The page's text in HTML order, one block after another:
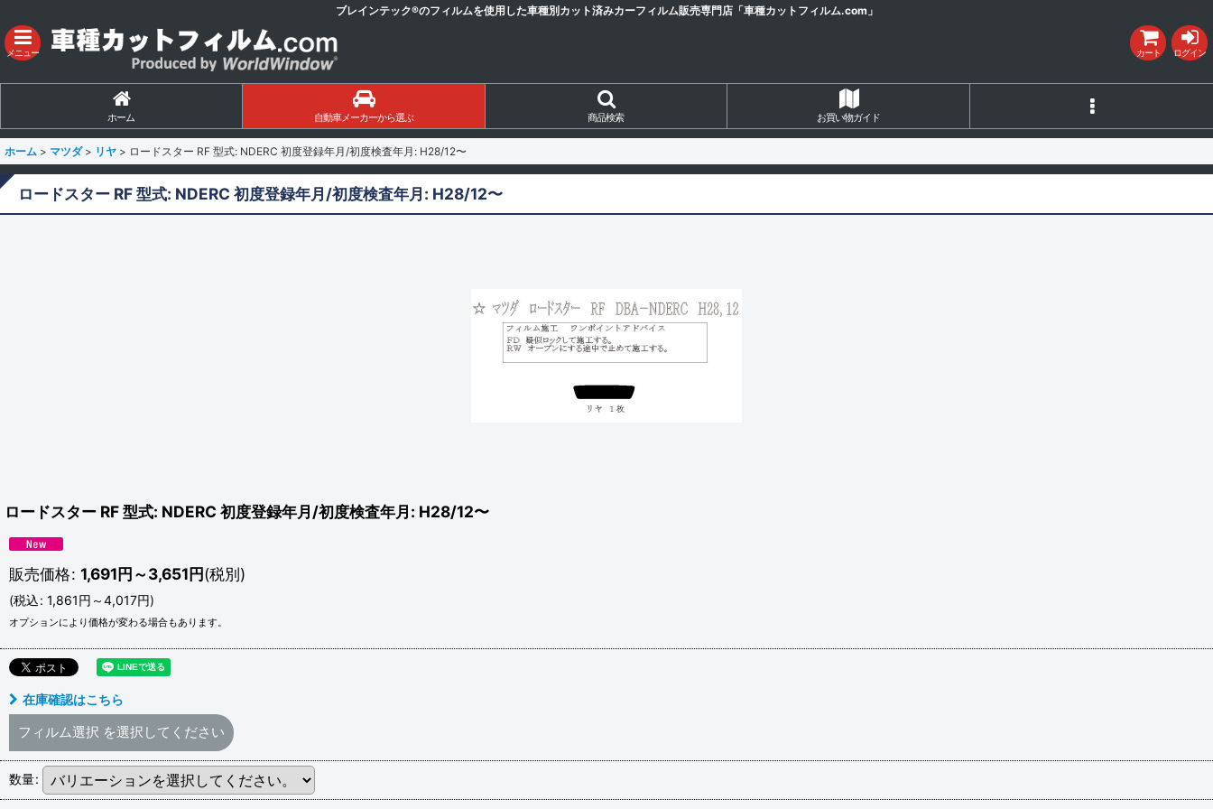
ブレインテック®のフィルムを使用した車種別カット済みカーフィルム販売専門店「車種カットフィルム.com」
メニュー カート ログイン
ホーム 自動車メーカーから選ぶ 商品検索 お買い物ガイド
ホーム > マツダ > リヤ > ロードスター RF 型式: NDERC 初度登録年月/初度検査年月: H28/12〜
ロードスター RF 型式: NDERC 初度登録年月/初度検査年月: H28/12〜
ロードスター RF 型式: NDERC 初度登録年月/初度検査年月: H28/12〜
販売価格: 1,691円～3,651円(税別)
(税込: 1,861円 ～4,017円)
オプションにより価格が変わる場合もあります。
在庫確認はこちら
フィルム選択 を選択してください
数量: